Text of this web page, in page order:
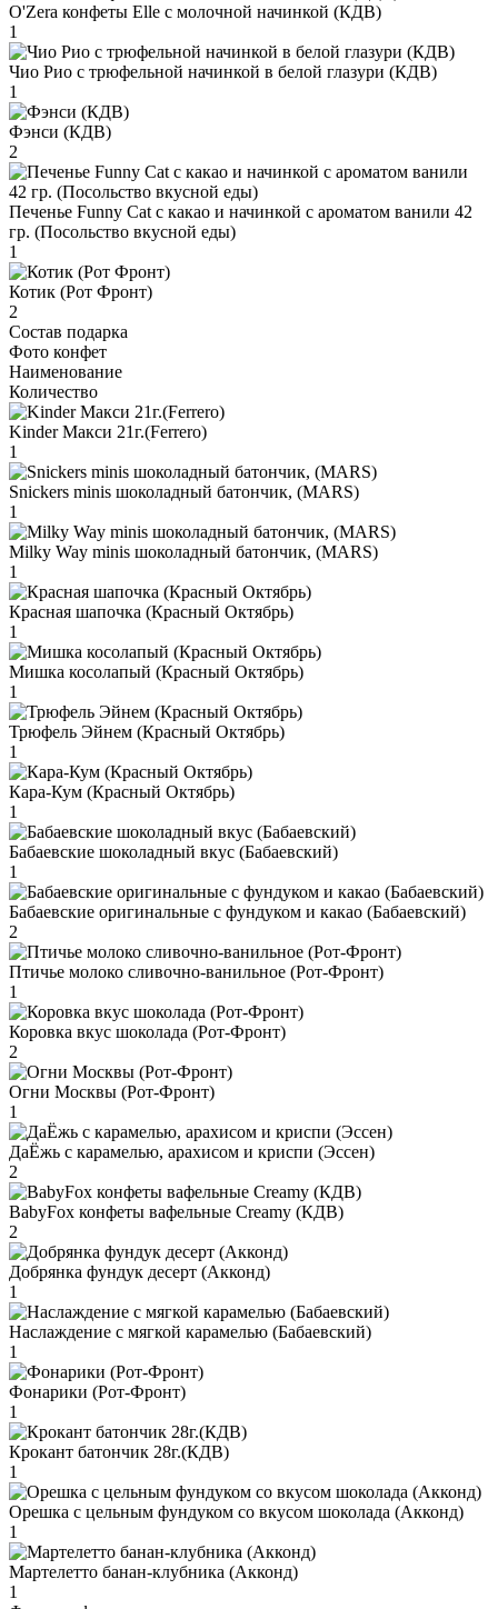
O'Zera конфеты Elle с молочной начинкой (КДВ)
1
Чио Рио с трюфельной начинкой в белой глазури (КДВ)
1
Фэнси (КДВ)
2
Печенье Funny Сat с какао и начинкой с ароматом ванили 42
гр. (Посольство вкусной еды)
1
Котик (Рот Фронт)
2
Состав подарка
Фото конфет
Наименование
Количество
Kinder Макси 21г.(Ferrero)
1
Snickers minis шоколадный батончик, (MARS)
1
Milky Way minis шоколадный батончик, (MARS)
1
Красная шапочка (Красный Октябрь)
1
Мишка косолапый (Красный Октябрь)
1
Трюфель Эйнем (Красный Октябрь)
1
Кара-Кум (Красный Октябрь)
1
Бабаевские шоколадный вкус (Бабаевский)
1
Бабаевские оригинальные с фундуком и какао (Бабаевский)
2
Птичье молоко сливочно-ванильное (Рот-Фронт)
1
Коровка вкус шоколада (Рот-Фронт)
2
Огни Москвы (Рот-Фронт)
1
ДаЁжь с карамелью, арахисом и криспи (Эссен)
2
BabyFox конфеты вафельные Creamy (КДВ)
2
Добрянка фундук десерт (Акконд)
1
Наслаждение с мягкой карамелью (Бабаевский)
1
Фонарики (Рот-Фронт)
1
Крокант батончик 28г.(КДВ)
1
Орешка с цельным фундуком со вкусом шоколада (Акконд)
1
Мартелетто банан-клубника (Акконд)
1